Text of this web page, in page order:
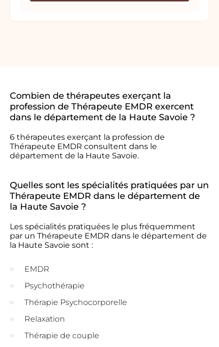
Combien de thérapeutes exerçant la
profession de Thérapeute EMDR exercent
dans le département de la Haute Savoie ?
6 thérapeutes exerçant la profession de
Thérapeute EMDR consultent dans le
département de la Haute Savoie.
Quelles sont les spécialités pratiquées par un
Thérapeute EMDR dans le département de
la Haute Savoie ?
Les spécialités pratiquées le plus fréquemment
par un Thérapeute EMDR dans le département de
la Haute Savoie sont :
EMDR
Psychothérapie
Thérapie Psychocorporelle
Relaxation
Thérapie de couple